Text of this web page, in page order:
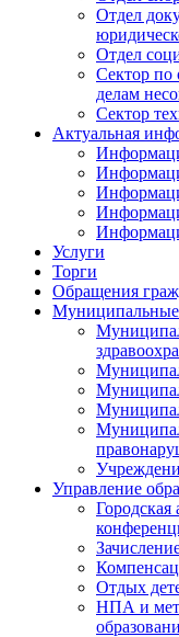
Отдел
Отдел
Сектор по
делам
Сектор
Актуальная
Услуги
Торги
Обращения
Управление
Городская
Отдых
НПА и